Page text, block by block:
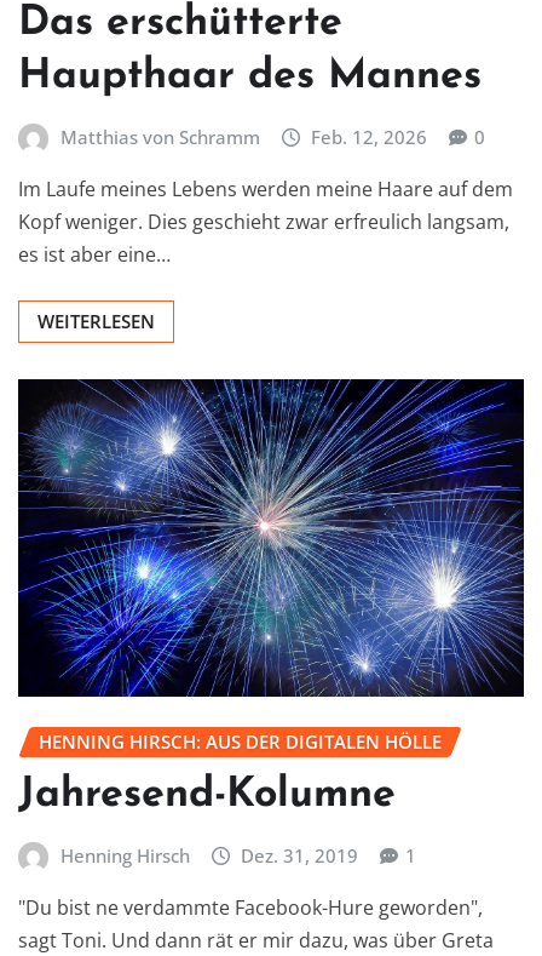
Das erschütterte
Haupthaar des Mannes
Matthias von Schramm Feb. 12, 2026 0
Im Laufe meines Lebens werden meine Haare auf dem
Kopf weniger. Dies geschieht zwar erfreulich langsam,
es ist aber eine…
WEITERLESEN
HENNING HIRSCH: AUS DER DIGITALEN HÖLLE
Jahresend-Kolumne
Henning Hirsch Dez. 31, 2019 1
"Du bist ne verdammte Facebook-Hure geworden",
sagt Toni. Und dann rät er mir dazu, was über Greta